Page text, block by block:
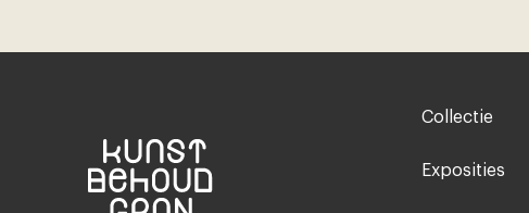
Footer-
Collectie
Exposities